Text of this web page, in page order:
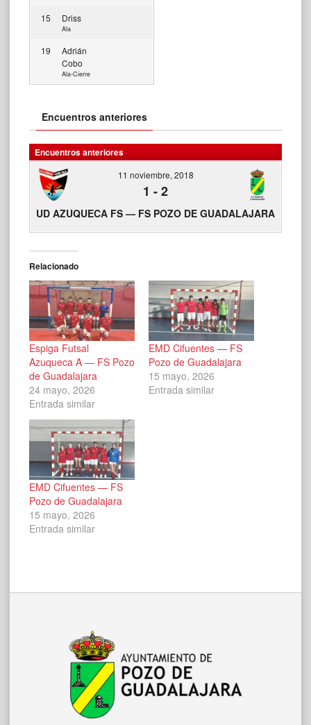
15 Driss
Ala
19
Adrián
Cobo
Ala-Cierre
Encuentros anteriores
Encuentros anteriores
11 noviembre, 2018
1 -2
UD AZUQUECA FS — FS POZO DE GUADALAJARA
Relacionado
Espiga Futsal
Azuqueca A — FS Pozo
de Guadalajara
24 mayo, 2026
Entrada similar
EMD Cifuentes — FS
Pozo de Guadalajara
15 mayo, 2026
Entrada similar
EMD Cifuentes — FS
Pozo de Guadalajara
15 mayo, 2026
Entrada similar